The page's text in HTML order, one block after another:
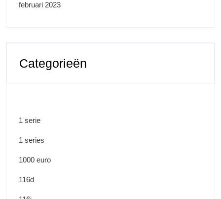
februari 2023
Categorieën
1 serie
1 series
1000 euro
116d